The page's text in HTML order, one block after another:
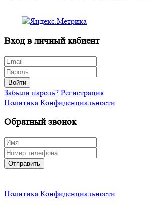
Вход в личный кабиент
Войти
Забыли пароль? Регистрация
Политика Конфиденциальности
Обратный звонок
Отправить
Политика Конфиденциальности